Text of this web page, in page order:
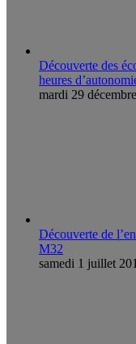
Découverte des
heures
mardi 29
Découverte de
M32
samedi 1 juillet